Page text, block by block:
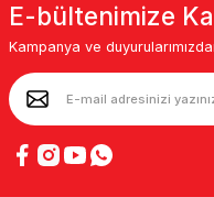
E-bültenimize
Kampanya ve